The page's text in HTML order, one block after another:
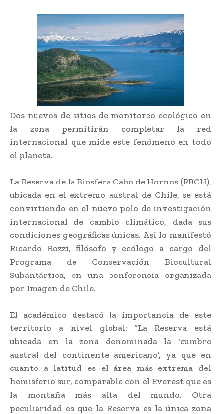
Dos nuevos de sitios de monitoreo ecológico en
la zona permitirán completar la red
internacional que mide este fenómeno en todo
el planeta.
La Reserva de la Biosfera Cabo de Hornos (RBCH),
ubicada en el extremo austral de Chile, se está
convirtiendo en el nuevo polo de investigación
internacional de cambio climático, dada sus
condiciones geográficas únicas. Así lo manifestó
Ricardo Rozzi, filósofo y ecólogo a cargo del
Programa de Conservación Biocultural
Subantártica, en una conferencia organizada
por Imagen de Chile.
El académico destacó la importancia de este
territorio a nivel global: “La Reserva está
ubicada en la zona denominada la ‘cumbre
austral del continente americano’, ya que en
cuanto a latitud es el área más extrema del
hemisferio sur, comparable con el Everest que es
la montaña más alta del mundo. Otra
peculiaridad es que la Reserva es la única zona